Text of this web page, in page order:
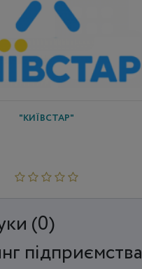
"КИЇВСТАР"
(0)
підприємства